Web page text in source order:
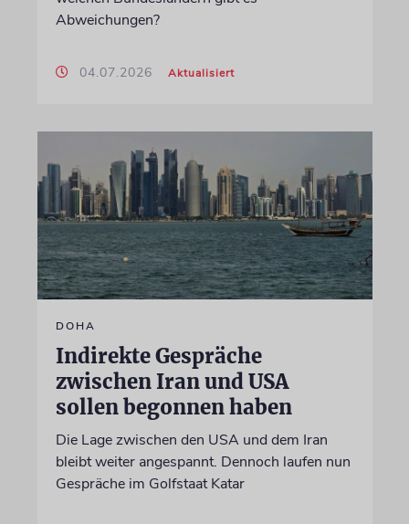
Abweichungen?
04.07.2026 Aktualisiert
DOHA
Indirekte Gespräche
zwischen Iran und USA
sollen begonnen haben
Die Lage zwischen den USA und dem Iran
bleibt weiter angespannt. Dennoch laufen nun
Gespräche im Golfstaat Katar